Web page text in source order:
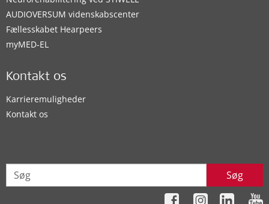
AUDIOVERSUM videnskabscenter
Fællesskabet Hearpeers
myMED‑EL
Kontakt os
Karrieremuligheder
Kontakt os
Søg